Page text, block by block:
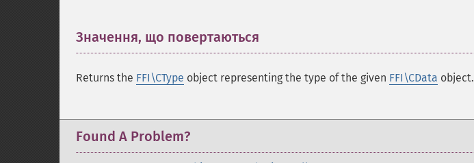
Значення, що повертаються
Returns the FFI\CType object representing the type of the given FFI\CData object.
Found A Problem?